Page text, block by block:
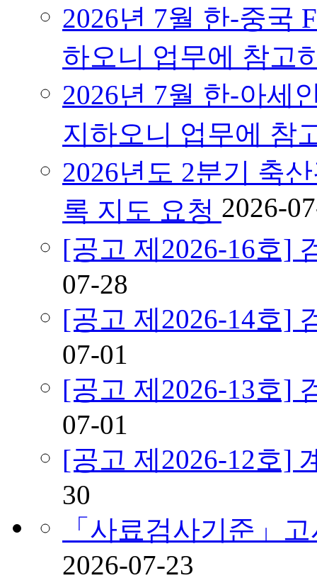
2026년 7월 한-중국
하오니 업무에 참고
2026년 7월 한-아세
지하오니 업무에 참
2026년도 2분기 축
록 지도 요청 2026-
[공고 제2026-16호]
07-28
[공고 제2026-14호]
07-01
[공고 제2026-13호]
07-01
[공고 제2026-12호]
30
「사료검사기준」
2026-07-23